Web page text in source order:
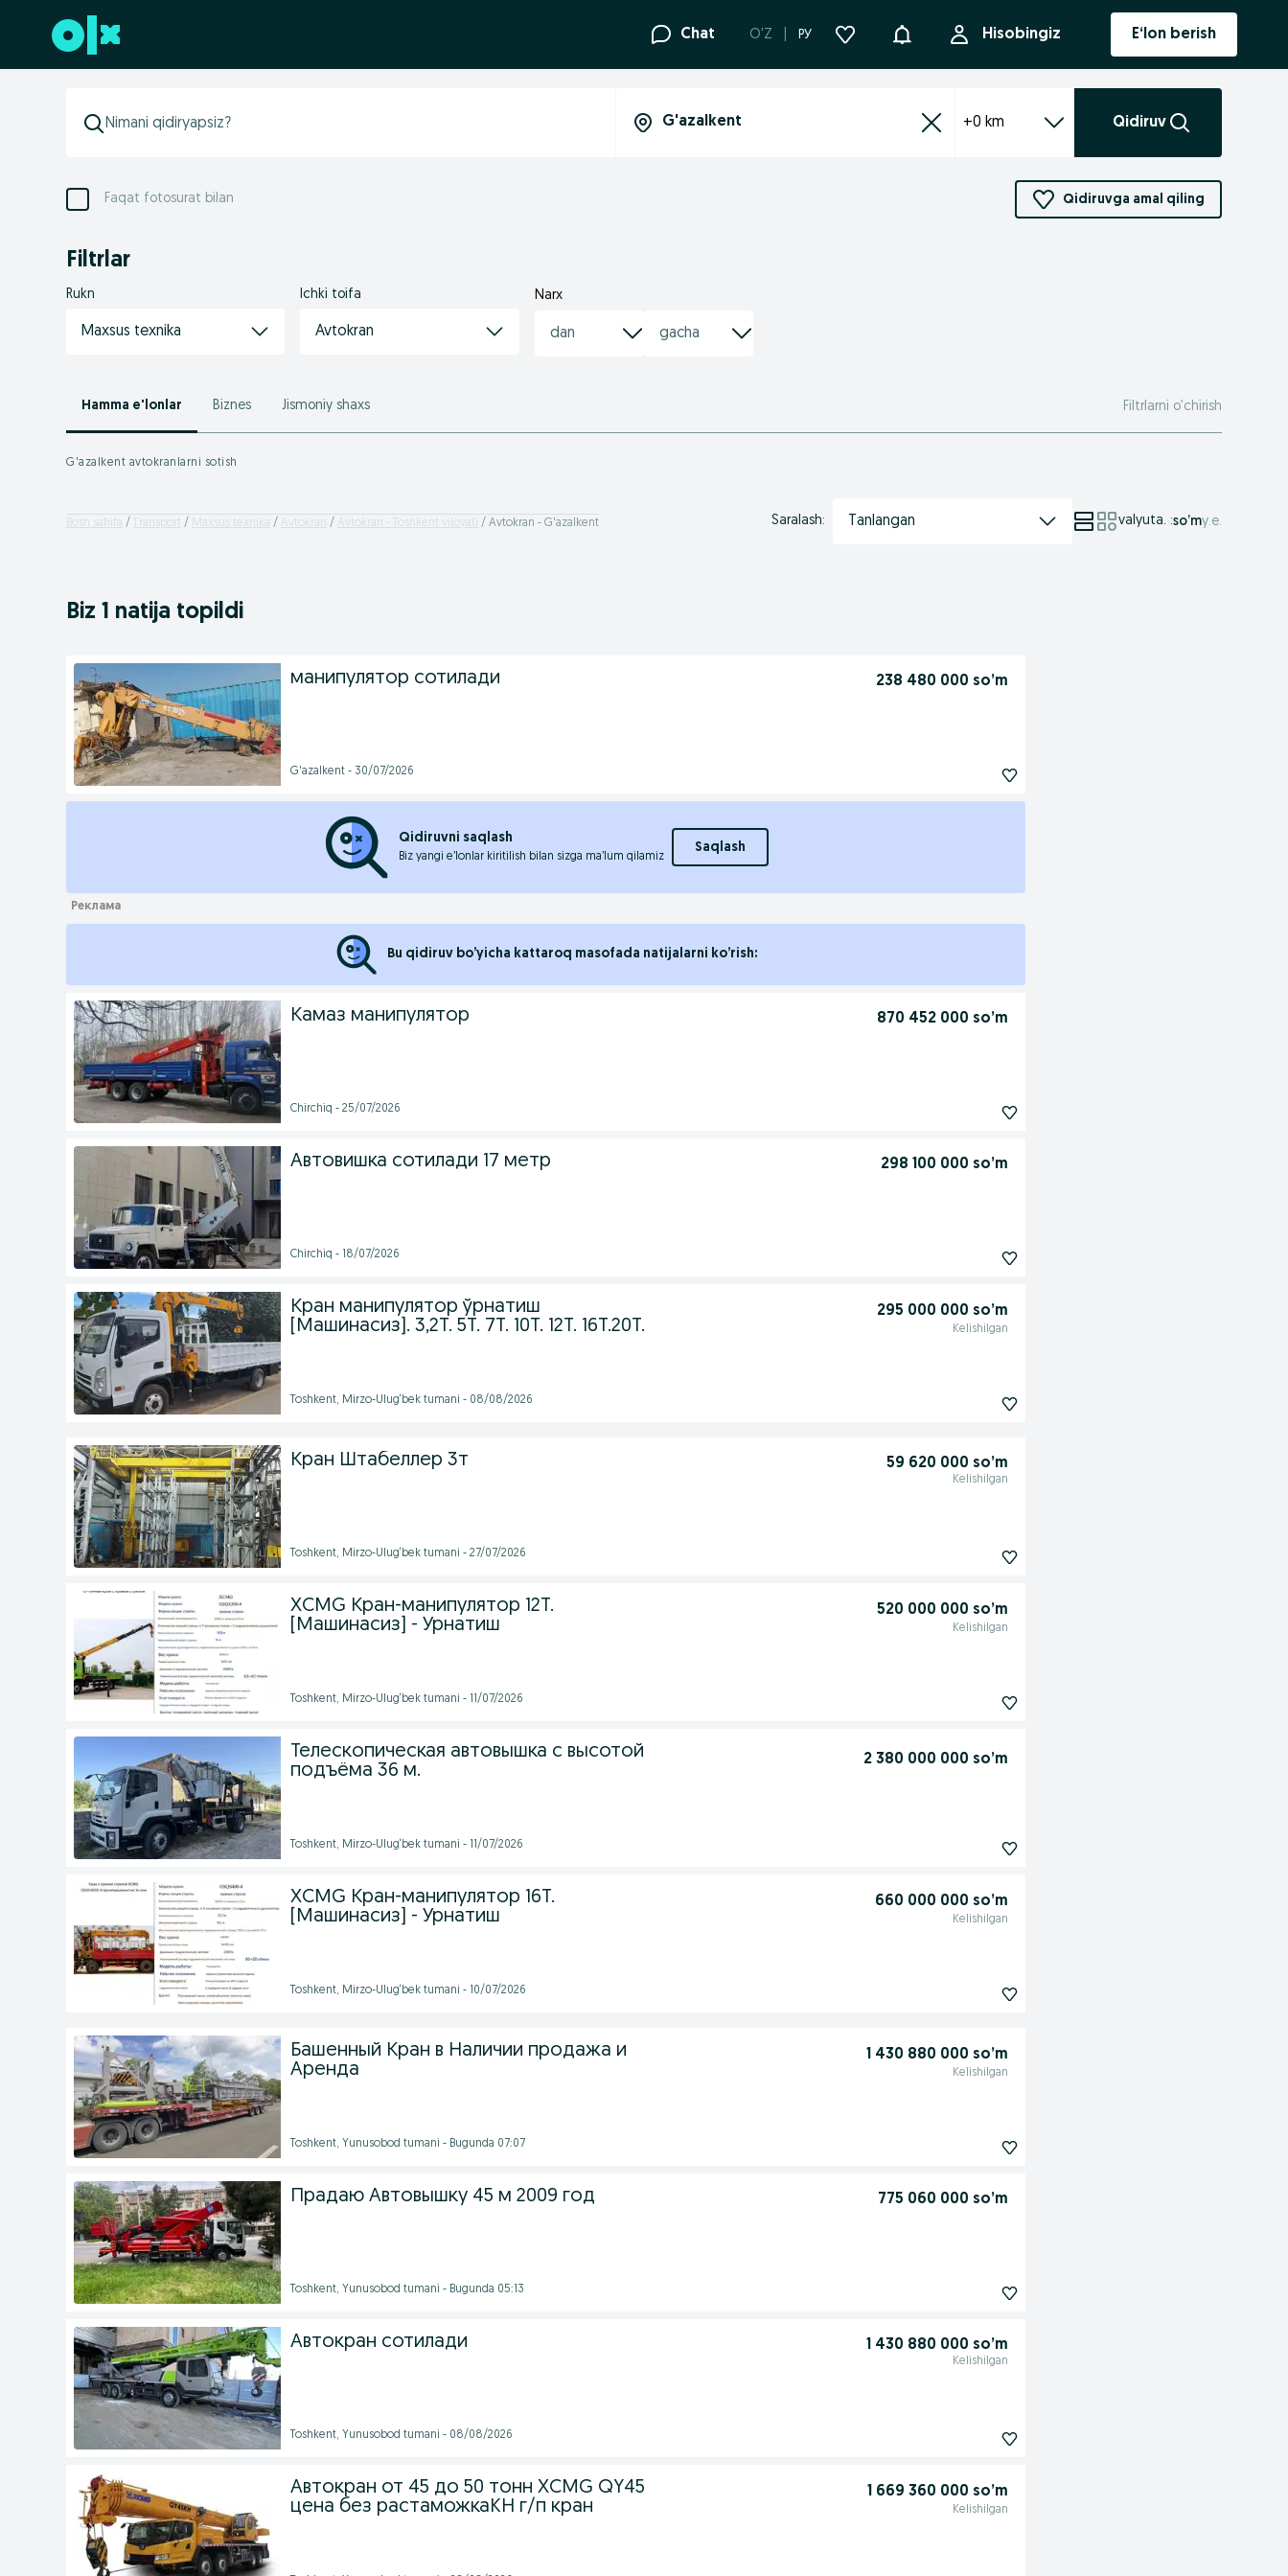
Futerga oʻtish Chat O'Z РУ Bildirishnoma Hisobingiz E‘lon berish
+0 km Qidiruv
Faqat fotosurat bilan Qidiruvga amal qiling
Filtrlar
Rukn
Maxsus texnika
Ichki toifa
Avtokran
Narx
Hamma e'lonlar Biznes Jismoniy shaxs Filtrlarni o’chirish
G'azalkent avtokranlarni sotish
Bosh sahifa Transport Maxsus texnika Avtokran Avtokran - Toshkent viloyati Avtokran - G'azalkent Saralash: Tanlangan valyuta. :so’mу.е.
Biz 1 natija topildi
манипулятор сотилади 238 480 000 so’m
G'azalkent - 30/07/2026
Qidiruvni saqlash
Biz yangi e’lonlar kiritilish bilan sizga ma’lum qilamiz
Saqlash
Bu qidiruv bo’yicha kattaroq masofada natijalarni ko’rish:
Камаз манипулятор 870 452 000 so’m
Chirchiq - 25/07/2026
Автовишка сотилади 17 метр 298 100 000 so’m
Chirchiq - 18/07/2026
Кран манипулятор ўрнатиш
[Машинасиз]. 3,2Т. 5Т. 7Т. 10Т. 12T. 16T.20Т.
295 000 000 so’m
Kelishilgan
Toshkent, Mirzo-Ulug‘bek tumani - 08/08/2026
Кран Штабеллер 3т 59 620 000 so’m
Kelishilgan
Toshkent, Mirzo-Ulug‘bek tumani - 27/07/2026
XCMG Кран-манипулятор 12T.
[Машинасиз] - Урнатиш
520 000 000 so’m
Kelishilgan
Toshkent, Mirzo-Ulug‘bek tumani - 11/07/2026
Телескопическая автовышка с высотой
подъёма 36 м.
2 380 000 000 so’m
Toshkent, Mirzo-Ulug‘bek tumani - 11/07/2026
XCMG Кран-манипулятор 16T.
[Машинасиз] - Урнатиш
660 000 000 so’m
Kelishilgan
Toshkent, Mirzo-Ulug‘bek tumani - 10/07/2026
Башенный Кран в Наличии продажа и
Аренда
1 430 880 000 so’m
Kelishilgan
Toshkent, Yunusobod tumani - Bugunda 07:07
Прадаю Автовышку 45 м 2009 год 775 060 000 so’m
Toshkent, Yunusobod tumani - Bugunda 05:13
Автокран сотилади 1 430 880 000 so’m
Kelishilgan
Toshkent, Yunusobod tumani - 08/08/2026
Автокран от 45 до 50 тонн XCMG QY45
цена без растаможкаKH г/п кран
1 669 360 000 so’m
Kelishilgan